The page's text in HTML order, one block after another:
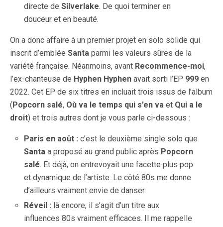
directe deSilverlake. De quoi terminer en
douceur et en beauté.
On a donc affaire à un premier projet en solo solide qui
inscrit d’emblée Santa parmi les valeurs sûres de la
variété française. Néanmoins, avant Recommence-moi,
l’ex-chanteuse de Hyphen Hyphen avait sorti l’EP 999 en
2022. Cet EP de six titres en incluait trois issus de l’album
(Popcorn salé, Où va le temps qui s’en va et Qui a le
droit) et trois autres dont je vous parle ci-dessous :
Paris en août : c’est le deuxième single solo que
Santa a proposé au grand public après Popcorn
salé. Et déjà, on entrevoyait une facette plus pop
et dynamique de l’artiste. Le côté 80s me donne
d’ailleurs vraiment envie de danser.
Réveil : là encore, il s’agit d’un titre aux
influences 80s vraiment efficaces. Il me rappelle